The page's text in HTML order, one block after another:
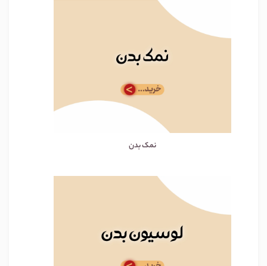
نمک بدن